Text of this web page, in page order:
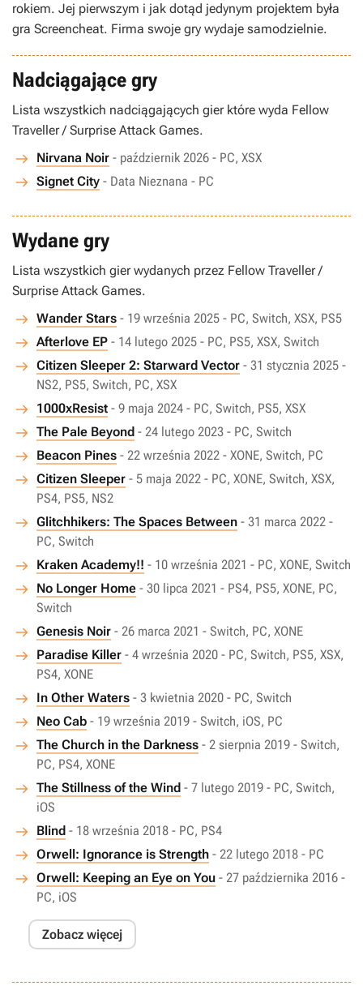
rokiem. Jej pierwszym i jak dotąd jedynym projektem była
gra Screencheat. Firma swoje gry wydaje samodzielnie.
Nadciągające gry
Lista wszystkich nadciągających gier które wyda Fellow
Traveller / Surprise Attack Games.
Nirvana Noir - październik 2026 - PC, XSX
Signet City - Data Nieznana - PC
Wydane gry
Lista wszystkich gier wydanych przez Fellow Traveller /
Surprise Attack Games.
Wander Stars - 19 września 2025 - PC, Switch, XSX, PS5
Afterlove EP - 14 lutego 2025 - PC, PS5, XSX, Switch
Citizen Sleeper 2: Starward Vector - 31 stycznia 2025 -
NS2, PS5, Switch, PC, XSX
1000xResist - 9 maja 2024 - PC, Switch, PS5, XSX
The Pale Beyond - 24 lutego 2023 - PC, Switch
Beacon Pines - 22 września 2022 - XONE, Switch, PC
Citizen Sleeper - 5 maja 2022 - PC, XONE, Switch, XSX,
PS4, PS5, NS2
Glitchhikers: The Spaces Between - 31 marca 2022 -
PC, Switch
Kraken Academy!! - 10 września 2021 - PC, XONE, Switch
No Longer Home - 30 lipca 2021 - PS4, PS5, XONE, PC,
Switch
Genesis Noir - 26 marca 2021 - Switch, PC, XONE
Paradise Killer - 4 września 2020 - PC, Switch, PS5, XSX,
PS4, XONE
In Other Waters - 3 kwietnia 2020 - PC, Switch
Neo Cab - 19 września 2019 - Switch, iOS, PC
The Church in the Darkness - 2 sierpnia 2019 - Switch,
PC, PS4, XONE
The Stillness of the Wind - 7 lutego 2019 - PC, Switch,
iOS
Blind - 18 września 2018 - PC, PS4
Orwell: Ignorance is Strength - 22 lutego 2018 - PC
Orwell: Keeping an Eye on You - 27 października 2016 -
PC, iOS
Zobacz więcej